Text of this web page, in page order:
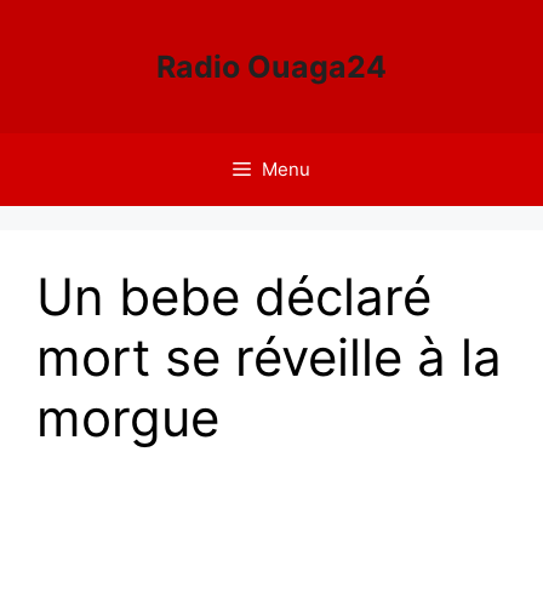
Radio Ouaga24
Menu
Un bebe déclaré
mort se réveille à la
morgue